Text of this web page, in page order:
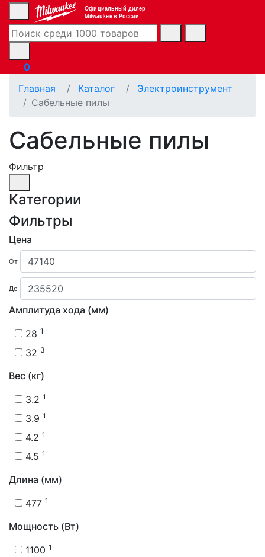
Официальный дилер
Milwaukee в России
0
Главная
Каталог
Электроинструмент
Сабельные пилы
Сабельные пилы
Фильтр
Категории
Фильтры
Цена
От
До
Амплитуда хода (мм)
28 1
32 3
Вес (кг)
3.2 1
3.9 1
4.2 1
4.5 1
Длина (мм)
477 1
Мощность (Вт)
1100 1